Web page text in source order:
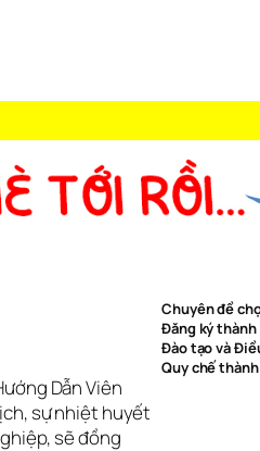
Dẫn Viên
sự nhiệt huyết
sẽ đồng
Chuyên đề
Đăng ký thành
Đào tạo và
Quy chế